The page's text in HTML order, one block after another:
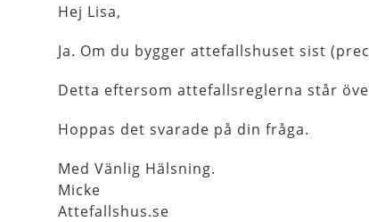
Hej Lisa,
Ja. Om du bygger attefallshuset sist
Detta eftersom attefallsreglerna står
Hoppas det svarade på din fråga.
Med Vänlig Hälsning.
Micke
Attefallshus.se